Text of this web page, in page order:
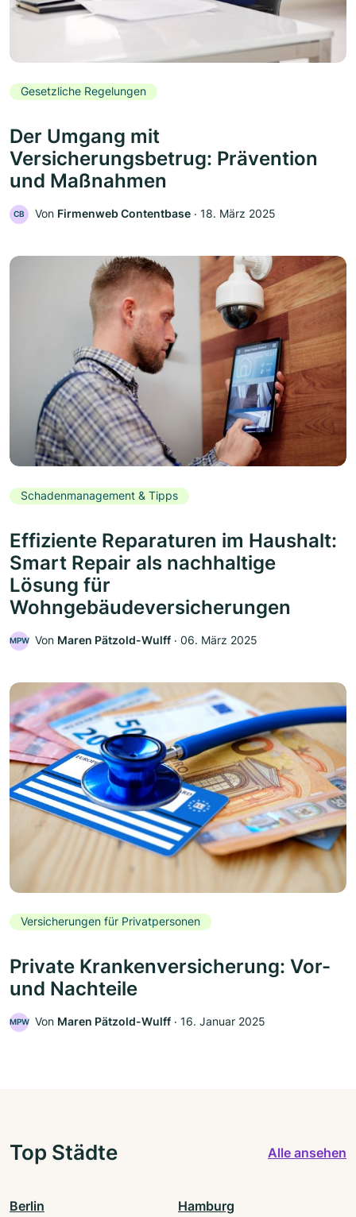
Gesetzliche Regelungen
Der Umgang mit
Versicherungsbetrug: Prävention
und Maßnahmen
CB Von Firmenweb Contentbase ‧ 18. März 2025
Schadenmanagement & Tipps
Effiziente Reparaturen im Haushalt:
Smart Repair als nachhaltige
Lösung für
Wohngebäudeversicherungen
MPW Von Maren Pätzold-Wulff ‧ 06. März 2025
Versicherungen für Privatpersonen
Private Krankenversicherung: Vor-
und Nachteile
MPW Von Maren Pätzold-Wulff ‧ 16. Januar 2025
Top Städte Alle ansehen
Berlin Hamburg